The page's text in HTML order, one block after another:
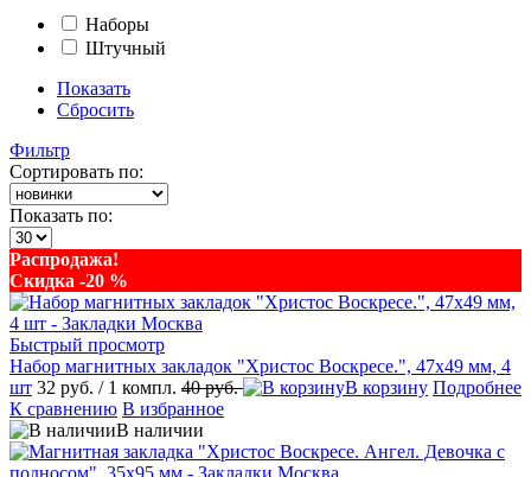
Наборы
Штучный
Показать
Сбросить
Фильтр
Сортировать по:
Показать по:
Распродажа!
Скидка -20 %
Быстрый просмотр
Набор магнитных закладок "Христос Воскресе.", 47х49 мм, 4
шт 32 руб. / 1 компл. 40 руб. В корзину Подробнее
К сравнению В избранное
В наличии